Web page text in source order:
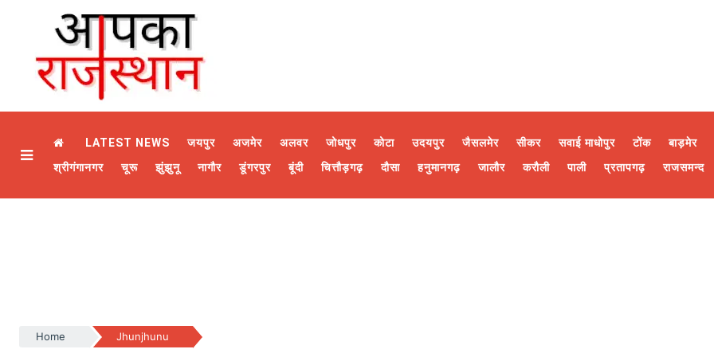
LATEST NEWS जयपुर अजमेर अलवर जोधपुर कोटा उदयपुर जैसलमेर सीकर सवाई माधोपुर टोंक
बाड़मेर
श्रीगंगानगर
चूरू झुंझुनू नागौर डूंगरपुर बूंदी चित्तौड़गढ़ दौसा हनुमानगढ़ जालौर करौली पाली प्रतापगढ़ राजसमन्द
Home Jhunjhunu